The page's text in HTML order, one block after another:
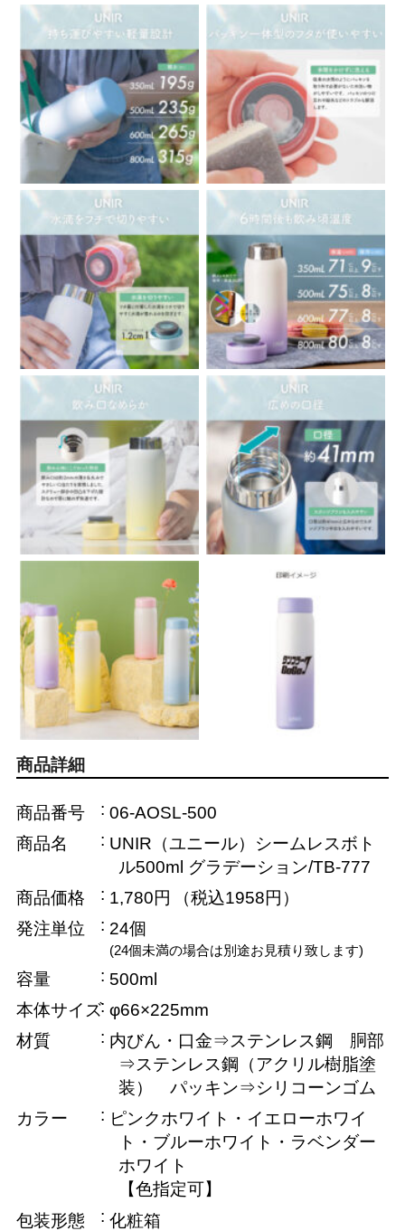
商品詳細
商品番号
06-AOSL-500
商品名
UNIR（ユニール）シームレスボト
ル500ml グラデーション/TB-777
商品価格
1,780円
（税込1958円）
発注単位
24個
(24個未満の場合は別途お見積り致します)
容量
500ml
本体サイズ φ66×225mm
材質
内びん・口金⇒ステンレス鋼 胴部
⇒ステンレス鋼（アクリル樹脂塗
装） パッキン⇒シリコーンゴム
カラー
ピンクホワイト・イエローホワイ
ト・ブルーホワイト・ラベンダー
ホワイト
【色指定可】
包装形態
化粧箱